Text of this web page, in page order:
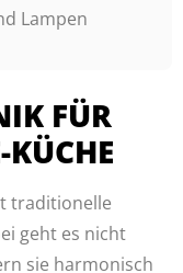
Lampen
FÜR
traditionelle
geht es nicht
sie harmonisch